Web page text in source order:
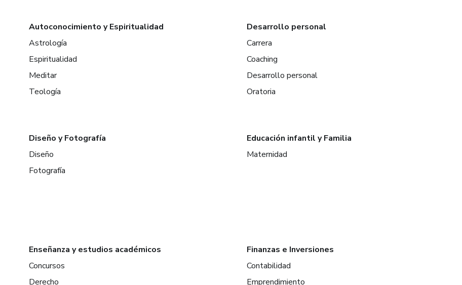
Autoconocimiento y Espiritualidad
Astrología
Espiritualidad
Meditar
Teología
Desarrollo personal
Carrera
Coaching
Desarrollo personal
Oratoria
Diseño y Fotografía
Diseño
Fotografía
Educación infantil y Familia
Maternidad
Enseñanza y estudios académicos
Concursos
Derecho
Finanzas e Inversiones
Contabilidad
Emprendimiento